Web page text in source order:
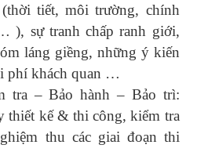
tiết, môi trường, chính
), sự tranh chấp ranh giới,
láng giềng, những ý kiến
phí khách quan …
tra – Bảo hành – Bảo trì:
thiết kế & thi công, kiểm tra
thu các giai đoạn thi